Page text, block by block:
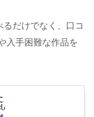
だけでなく、口コ
入手困難な作品を